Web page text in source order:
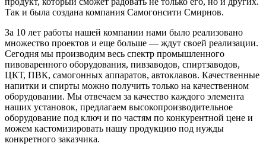
Так и была создана компания Самогонсити Смирнов.
За 10 лет работы нашей компании нами было реализовано
множество проектов и еще больше — ждут своей реализации.
Сегодня мы производим весь спектр промышленного
пивоваренного оборудования, пивзаводов, спиртзаводов,
ЦКТ, ПВК, самогонных аппаратов, автоклавов. Качественные
напитки и спирты можно получить только на качественном
оборудовании. Мы отвечаем за качество каждого элемента
наших установок, предлагаем высокопроизводительное
оборудование под ключ и по частям по конкурентной цене и
можем кастомизировать нашу продукцию под нужды
конкретного заказчика.